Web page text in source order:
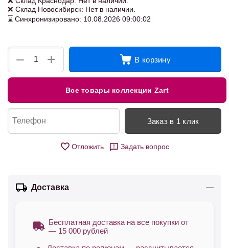
❌ Склад Новосибирск: Нет в наличии.
⌛ Синхронизировано: 10.08.2026 09:00:02
+
− В корзину
Все товары коллекции Zart
Заказ в 1 клик
Отложить Задать вопрос
Доставка
Бесплатная доставка на все покупки от
— 15 000 рублей